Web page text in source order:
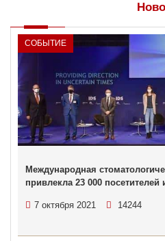
СОБЫТИЕ
Международная
привлекла 23 000 посетителей
7 октября 2021 14244